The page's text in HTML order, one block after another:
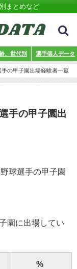
まとめなど
、世代別 選手個人データ
手の甲子園出場経験者一覧
手の甲子園出
球選手の甲子園
園に出場してい
%